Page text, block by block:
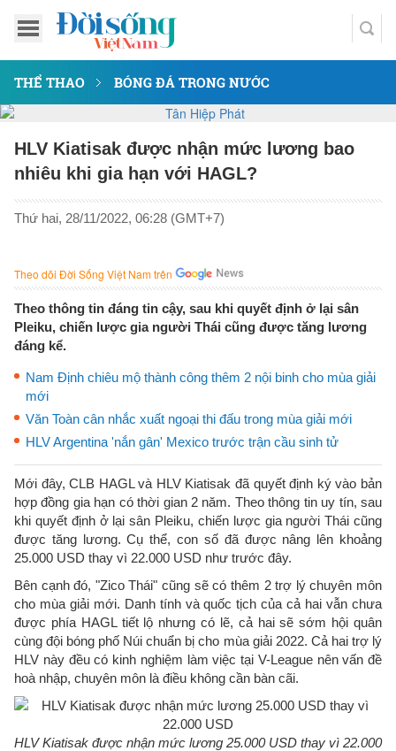
THỂ THAO BÓNG ĐÁ TRONG NƯỚC
HLV Kiatisak được nhận mức lương bao
nhiêu khi gia hạn với HAGL?
Thứ hai, 28/11/2022, 06:28 (GMT+7)
Theo dõi Đời Sống Việt Nam trên
Theo thông tin đáng tin cậy, sau khi quyết định ở lại sân
Pleiku, chiến lược gia người Thái cũng được tăng lương
đáng kể.
Nam Định chiêu mộ thành công thêm 2 nội binh cho mùa giải
mới
Văn Toàn cân nhắc xuất ngoại thi đấu trong mùa giải mới
HLV Argentina 'nắn gân' Mexico trước trận cầu sinh tử
Mới đây, CLB HAGL và HLV Kiatisak đã quyết định ký vào bản
hợp đồng gia hạn có thời gian 2 năm. Theo thông tin uy tín, sau
khi quyết định ở lại sân Pleiku, chiến lược gia người Thái cũng
được tăng lương. Cụ thể, con số đã được nâng lên khoảng
25.000 USD thay vì 22.000 USD như trước đây.
Bên cạnh đó, "Zico Thái" cũng sẽ có thêm 2 trợ lý chuyên môn
cho mùa giải mới. Danh tính và quốc tịch của cả hai vẫn chưa
được phía HAGL tiết lộ nhưng có lẽ, cả hai sẽ sớm hội quân
cùng đội bóng phố Núi chuẩn bị cho mùa giải 2022. Cả hai trợ lý
HLV này đều có kinh nghiệm làm việc tại V-League nên vấn đề
hoà nhập, chuyên môn là điều không cần bàn cãi.
HLV Kiatisak được nhận mức lương 25.000 USD thay vì 22.000